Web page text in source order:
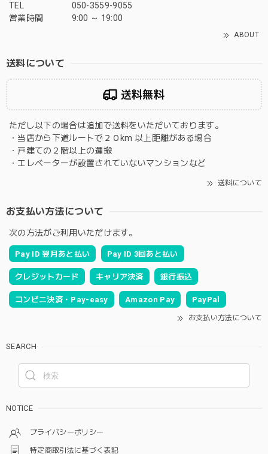
TEL
050-3559-9055
営業時間
9:00 ～ 19:00
ABOUT
送料について
送料無料
ただし以下の場合は追加で送料をいただいております。
・当店から下道ルートで２０km 以上距離がある場合
・戸建ての２階以上の運搬
・エレベーターが設置されていないマンションなど
送料について
お支払い方法について
次の方法がご利用いただけます。
Pay ID 翌月あと払い Pay ID 3回あと払い
クレジットカード キャリア決済 銀行振込
コンビニ決済・Pay-easy Amazon Pay PayPal
お支払い方法について
SEARCH
NOTICE
プライバシーポリシー
特定商取引法に基づく表記